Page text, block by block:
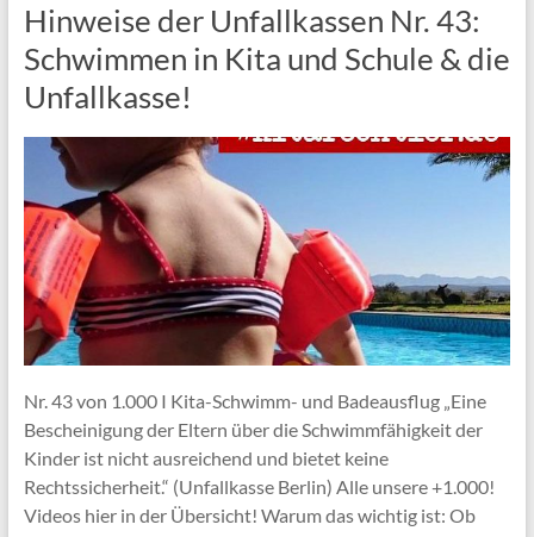
Hinweise der Unfallkassen Nr. 43:
Schwimmen in Kita und Schule & die
Unfallkasse!
Nr. 43 von 1.000 I Kita-Schwimm- und Badeausflug „Eine
Bescheinigung der Eltern über die Schwimmfähigkeit der
Kinder ist nicht ausreichend und bietet keine
Rechtssicherheit.“ (Unfallkasse Berlin) Alle unsere +1.000!
Videos hier in der Übersicht! Warum das wichtig ist: Ob